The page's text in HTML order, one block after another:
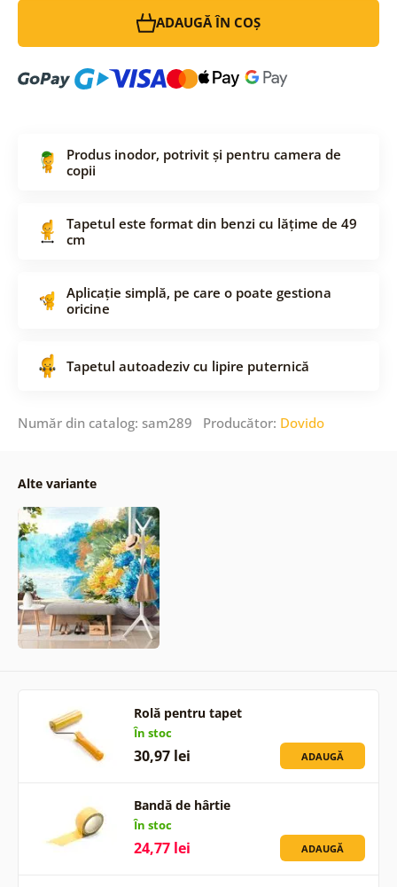
ADAUGĂ ÎN COȘ
Produs inodor, potrivit și pentru camera de
copii
Tapetul este format din benzi cu lățime de 49
cm
Aplicație simplă, pe care o poate gestiona
oricine
Tapetul autoadeziv cu lipire puternică
Număr din catalog: sam289 Producător: Dovido
Alte variante
Rolă pentru tapet
În stoc
30,97 lei ADAUGĂ
Bandă de hârtie
În stoc
24,77 lei ADAUGĂ